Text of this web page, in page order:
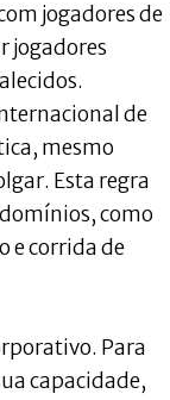
jogadores de
jogadores
de
mesmo
Esta regra
como
e corrida de
Para
capacidade,